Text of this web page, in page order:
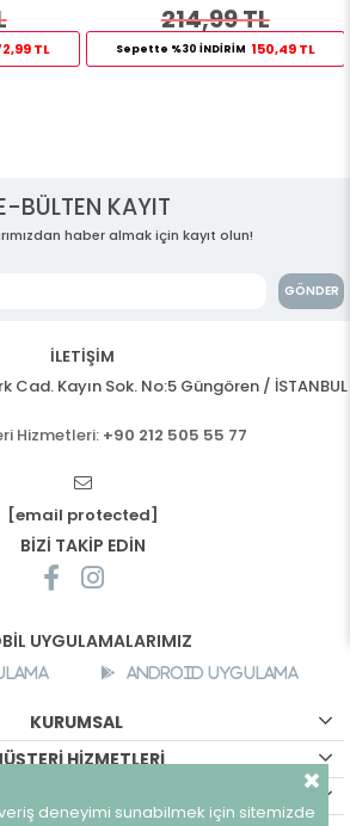
TL
214,99 TL
Sepette %30 İNDİRİM 150,49 TL
BÜLTEN KAYIT
haber almak için kayıt olun!
GÖNDER
İLETİŞİM
Cad. Kayın Sok. No:5 Güngören / İSTANBUL
Hizmetleri: +90 212 505 55 77
[email protected]
BİZİ TAKİP EDİN
UYGULAMALARIMIZ
Android Uygulama
KURUMSAL
HİZMETLERİ
deneyimi sunabilmek için sitemizde